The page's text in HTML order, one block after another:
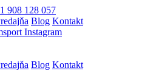
908 128 057
Blog Kontakt
Blog Kontakt